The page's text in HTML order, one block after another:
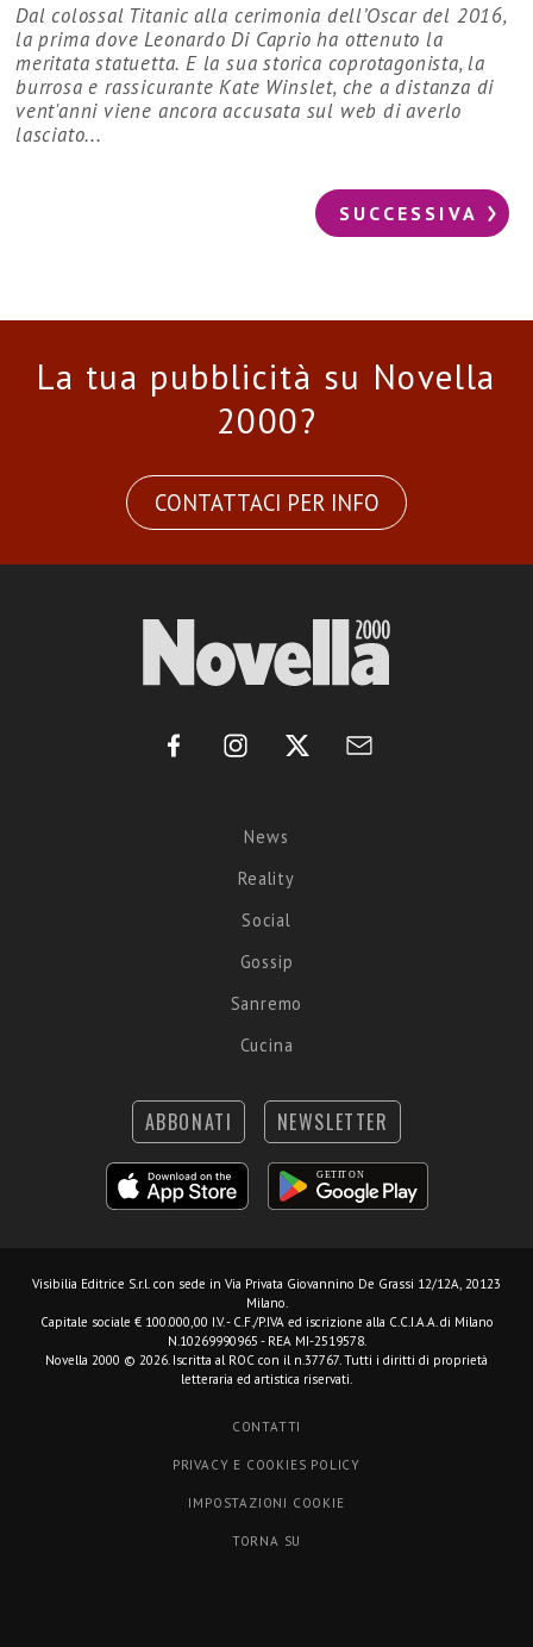
Dal colossal Titanic alla cerimonia dell’Oscar del 2016,
la prima dove Leonardo Di Caprio ha ottenuto la
meritata statuetta. E la sua storica coprotagonista, la
burrosa e rassicurante Kate Winslet, che a distanza di
vent'anni viene ancora accusata sul web di averlo
lasciato...
SUCCESSIVA
La tua pubblicità su Novella
2000?
CONTATTACI PER INFO
News
Reality
Social
Gossip
Sanremo
Cucina
ABBONATI NEWSLETTER
Visibilia Editrice S.r.l. con sede in Via Privata Giovannino De Grassi 12/12A, 20123
Milano.
Capitale sociale € 100.000,00 I.V. - C.F./P.IVA ed iscrizione alla C.C.I.A.A. di Milano
N.10269990965 - REA MI-2519578.
Novella 2000 © 2026. Iscritta al ROC con il n.37767. Tutti i diritti di proprietà
letteraria ed artistica riservati.
CONTATTI
PRIVACY E COOKIES POLICY
IMPOSTAZIONI COOKIE
TORNA SU